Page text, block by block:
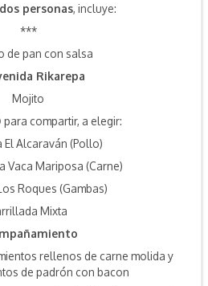
personas, incluye:
***
de pan con salsa
Rikarepa
Mojito
para compartir, a elegir:
El Alcaraván (Pollo)
Vaca Mariposa (Carne)
Roques (Gambas)
Mixta
rellenos de carne molida y
de padrón con bacon